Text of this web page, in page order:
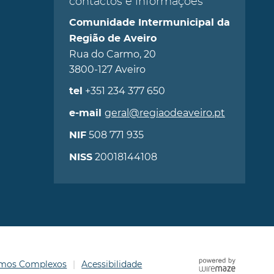
Comunidade Intermunicipal da
Região de Aveiro
Rua do Carmo, 20
3800-127 Aveiro
tel +351 234 377 650
e-mail geral@regiaodeaveiro.pt
NIF508 771 935
NISS20018144108
Complexos Acessibilidade